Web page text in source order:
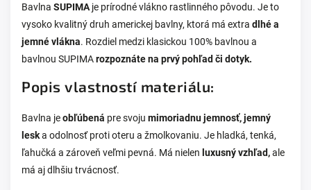
Bavlna SUPIMA je prírodné vlákno rastlinného pôvodu. Je to
vysoko kvalitný druh americkej bavlny, ktorá má extra dlhé a
jemné vlákna. Rozdiel medzi klasickou 100% bavlnou a
bavlnou SUPIMArozpoznáte na prvý pohľad či dotyk.
Popis vlastností materiálu:
Bavlna jeobľúbená pre svoju mimoriadnu jemnosť, jemný
leska odolnosť proti oteru a žmolkovaniu. Je hladká, tenká,
ľahučká a zároveň veľmi pevná. Má nielen luxusný vzhľad,ale
má aj dlhšiu trvácnosť.